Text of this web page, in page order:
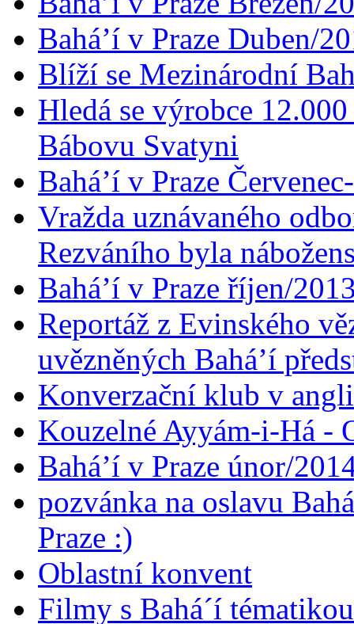
Bahá’í v Praze Duben/
Blíží se Mezinárodní
Hledá se výrobce
Bábovu Svatyni
Bahá’í v Praze
Vražda uznávaného
Rezváního byla
Bahá’í v Praze říjen/
Reportáž z Evinského
uvězněných Bahá’í
Konverzační klub v
Kouzelné Ayyám-i-Há -
Bahá’í v Praze únor/
pozvánka na oslavu
Praze :)
Oblastní konvent
Filmy s Bahá´í